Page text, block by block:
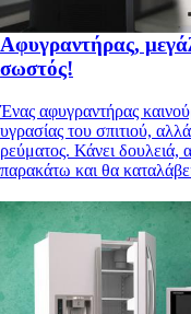
Αφυγραντήρας,
σωστός!
Ένας αφυγραντήρας
υγρασίας του σπιτιού,
ρεύματος. Κάνει δουλειά,
παρακάτω και θα